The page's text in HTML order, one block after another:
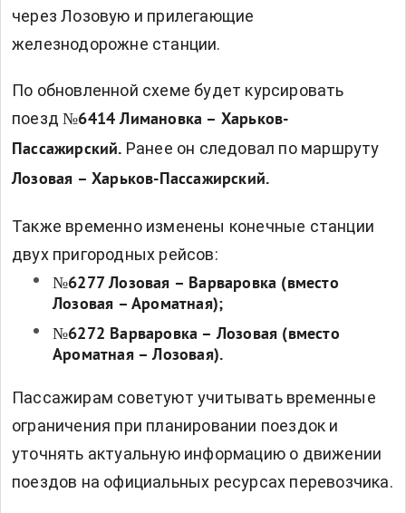
через Лозовую и прилегающие
железнодорожне станции.
По обновленной схеме будет курсировать
поезд №6414 Лимановка – Харьков-
Пассажирский. Ранее он следовал по маршруту
Лозовая – Харьков-Пассажирский.
Также временно изменены конечные станции
двух пригородных рейсов:
№6277 Лозовая – Варваровка (вместо
Лозовая – Ароматная);
№6272 Варваровка – Лозовая (вместо
Ароматная – Лозовая).
Пассажирам советуют учитывать временные
ограничения при планировании поездок и
уточнять актуальную информацию о движении
поездов на официальных ресурсах перевозчика.